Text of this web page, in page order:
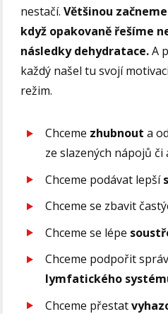
nestačí.Většinou
když opakovaně řešíme
následky dehydratace.A
každý našel tu svojí
režim.
Chceme zhubnout a
ze slazených nápojů či
Chceme podávat lepší
Chceme se zbavit
Chceme se lépe
Chceme podpořit
lymfatického
Chceme přestat